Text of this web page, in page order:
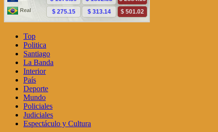
Top
Politica
Santiago
La Banda
Interior
País
Deporte
Mundo
Policiales
Judiciales
Espectáculo y Cultura